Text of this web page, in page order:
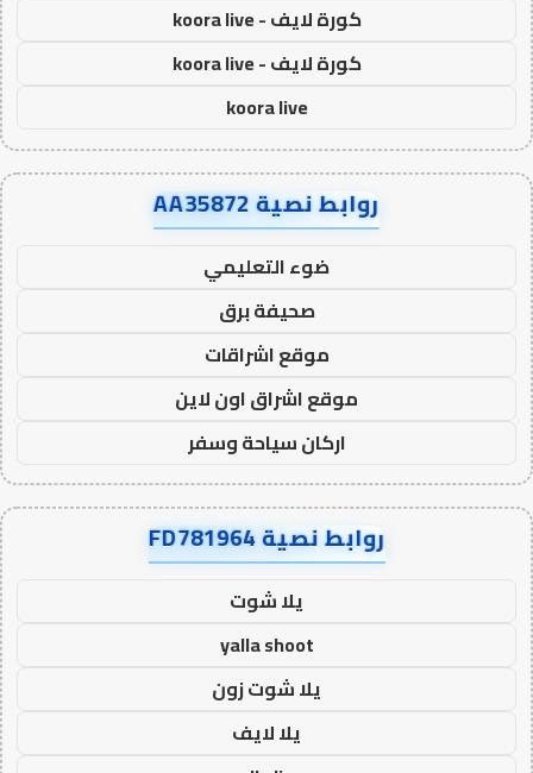
كورة لايف - koora live
كورة لايف - koora live
koora live
روابط نصية AA35872
ضوء التعليمي
صحيفة برق
موقع اشراقات
موقع اشراق اون لاين
اركان سياحة وسفر
روابط نصية FD781964
يلا شوت
yalla shoot
يلا شوت زون
يلا لايف